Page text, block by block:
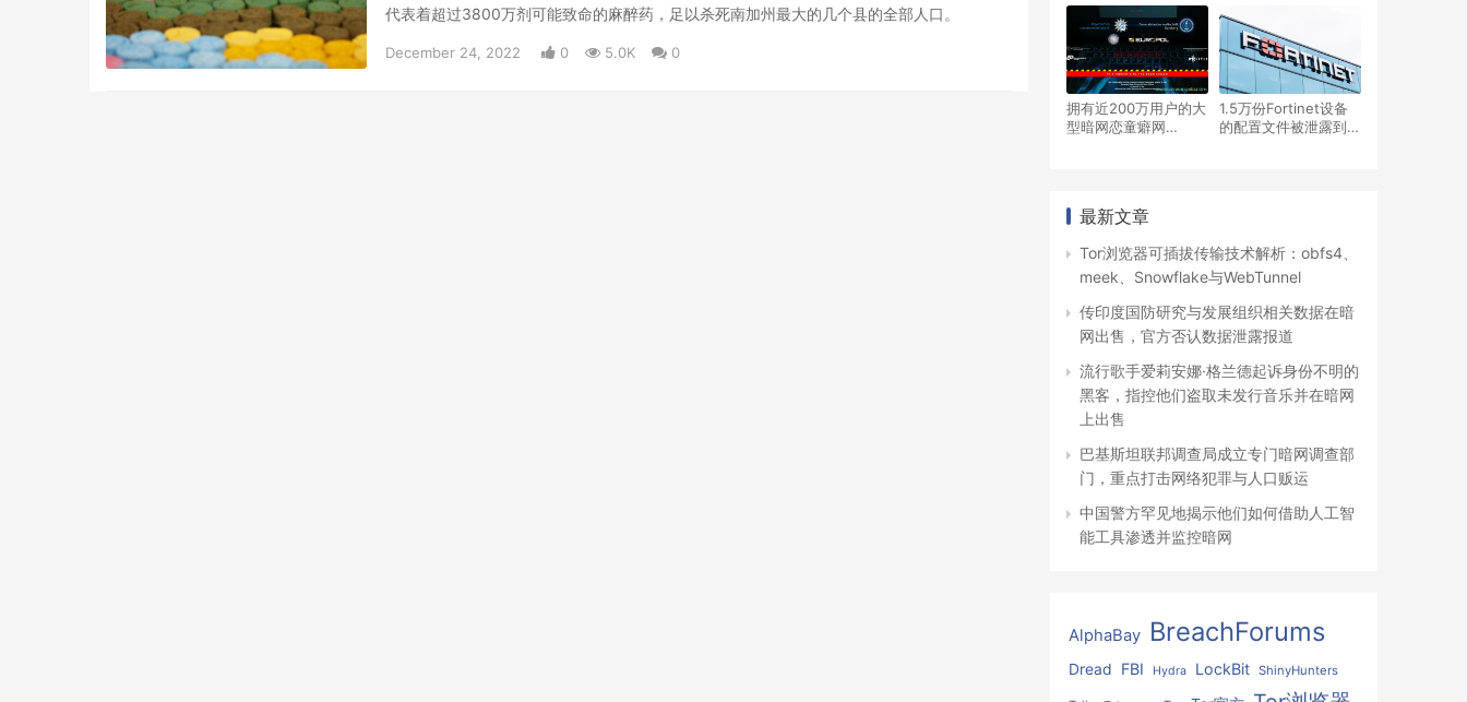
代表着超过3800万剂可能致命的麻醉药，足以杀死南加州最大的几个县的全部人口。
December 24, 2022 0 5.0K 0
极端主义所影响
学校已经回应
拥有近200万用户的大
型暗网恋童癖网
1.5万份Fortinet设备
的配置文件被泄露到暗
最新文章
Tor浏览器可插拔传输技术解析：obfs4、
meek、Snowflake与WebTunnel
传印度国防研究与发展组织相关数据在暗
网出售，官方否认数据泄露报道
流行歌手爱莉安娜·格兰德起诉身份不明的
黑客，指控他们盗取未发行音乐并在暗网
上出售
巴基斯坦联邦调查局成立专门暗网调查部
门，重点打击网络犯罪与人口贩运
中国警方罕见地揭示他们如何借助人工智
能工具渗透并监控暗网
AlphaBay BreachForums
Dread FBI Hydra LockBit ShinyHunters